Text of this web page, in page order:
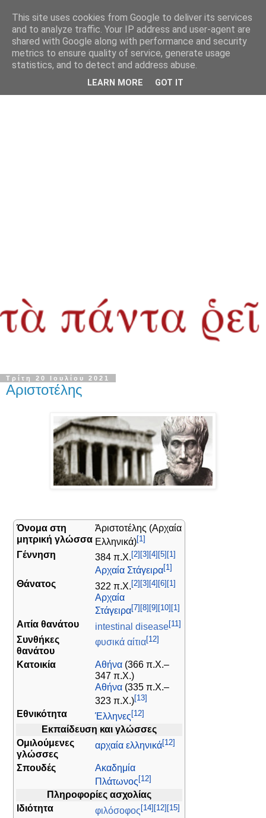
Τρίτη 20 Ιουλίου 2021
Αριστοτέλης
Όνομα στη
μητρική γλώσσα
Ἀριστοτέλης (Αρχαία
Ελληνικά)[1]
Γέννηση 384 π.Χ.[2][3][4][5][1]
Αρχαία Στάγειρα[1]
Θάνατος 322 π.Χ.[2][3][4][6][1]
Αρχαία
Στάγειρα[7] [8] [9] [10] [1]
Αιτία θανάτου intestinal disease[11]
Συνθήκες
θανάτου
φυσικά αίτια[12]
Κατοικία Αθήνα (366 π.Χ.–
347 π.Χ.)
Αθήνα (335 π.Χ.–
323 π.Χ.)[13]
Εθνικότητα Έλληνες[12]
Εκπαίδευση και γλώσσες
Ομιλούμενες
γλώσσες
αρχαία ελληνικά[12]
Σπουδές
Ακαδημία
Πλάτωνος[12]
Πληροφορίες ασχολίας
Ιδιότητα
φιλόσοφος[14][12][15]
This site uses cookies from Google to deliver its services
and to analyze traffic. Your IP address and user-agent are
shared with Google along with performance and security
metrics to ensure quality of service, generate usage
statistics, and to detect and address abuse.
LEARN MORE GOT IT